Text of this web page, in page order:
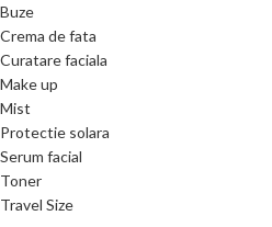
Buze
Crema de fata
Curatare faciala
Make up
Mist
Protectie solara
Serum facial
Toner
Travel Size